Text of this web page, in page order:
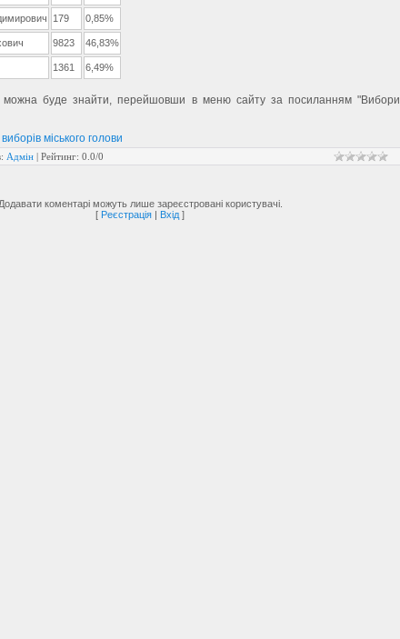
179 0,85%
9823 46,83%
1361 6,49%
можна буде знайти, перейшовши в меню сайту за посиланням "Вибори
міського голови
: Адмін | Рейтинг: 0.0/0
Додавати коментарі можуть лише зареєстровані користувачі.
[ Реєстрація | Вхід ]